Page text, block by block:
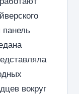
вокруг